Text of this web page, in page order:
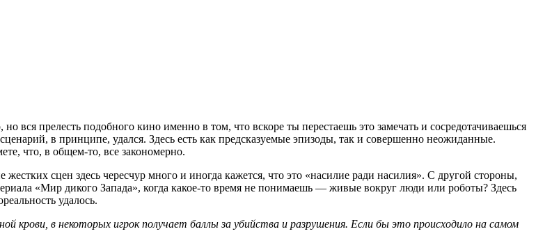
вся прелесть подобного кино именно в том, что вскоре ты перестаешь это замечать и сосредотачиваешься
в принципе, удался. Здесь есть как предсказуемые эпизоды, так и совершенно неожиданные.
что, в общем-то, все закономерно.
сцен здесь чересчур много и иногда кажется, что это «насилие ради насилия». С другой стороны,
«Мир дикого Запада», когда какое-то время не понимаешь — живые вокруг люди или роботы? Здесь
удалось.
крови, в некоторых игрок получает баллы за убийства и разрушения. Если бы это происходило на самом